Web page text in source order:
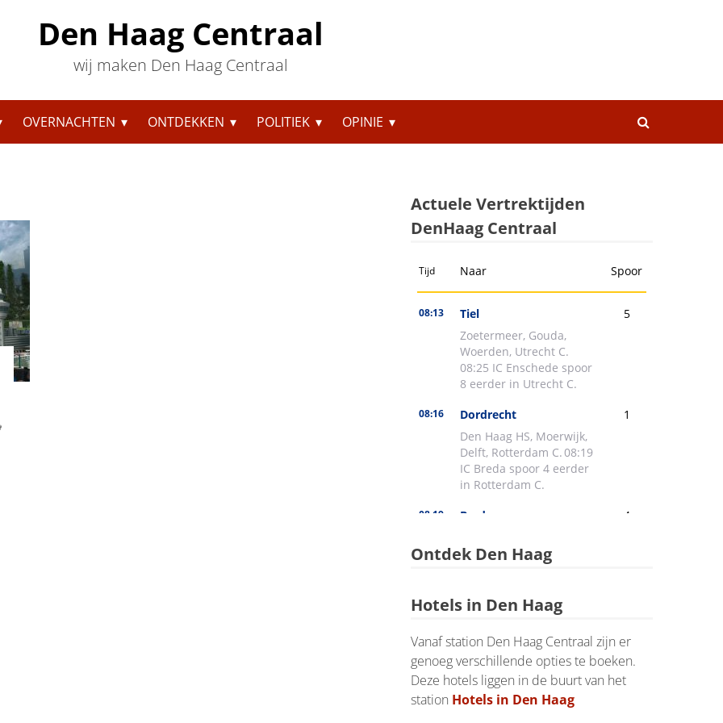
Den Haag Centraal
wij maken Den Haag Centraal
OVERNACHTEN ONTDEKKEN POLITIEK OPINIE
Actuele Vertrektijden
DenHaag Centraal
Ontdek Den Haag
Hotels in Den Haag
Vanaf station Den Haag Centraal zijn er
genoeg verschillende opties te boeken.
Deze hotels liggen in de buurt van het
station Hotels in Den Haag